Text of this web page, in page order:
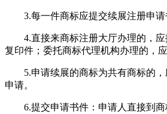
3.每一件商标应提交续展注册申请
4.直接来商标注册大厅办理的，应
复印件；委托商标代理机构办理的，
5.申请续展的商标为共有商标的，
申请。
6.提交申请书件：申请人直接到商